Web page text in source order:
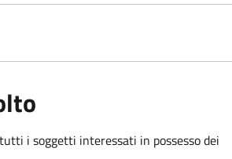
i soggetti interessati in possesso dei